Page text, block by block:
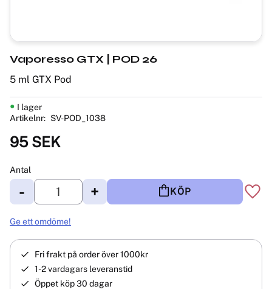
​Vaporesso GTX | POD 26
5 ml GTX Pod
95SEK
Antal
+
- KÖP
I lager
Artikelnr
SV-POD_1038
Ge ett omdöme!
Fri frakt på order över 1000kr
1-2 vardagars leveranstid
Öppet köp 30 dagar